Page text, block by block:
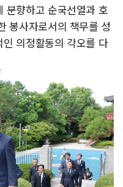
분향하고 순국선열과 호
봉사자로서의 책무를 성
의정활동의 각오를 다